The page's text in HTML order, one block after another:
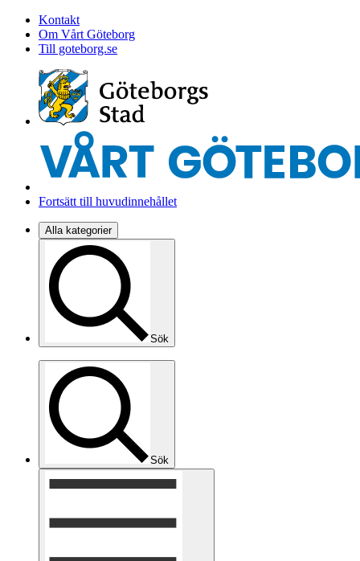
Kontakt
Om Vårt Göteborg
Till goteborg.se
Fortsätt till huvudinnehållet
Alla kategorier
Sök
Sök